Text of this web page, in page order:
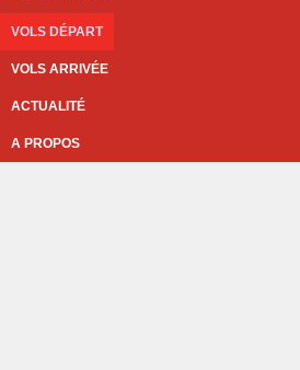
VOLS DÉPART
VOLS ARRIVÉE
ACTUALITÉ
A PROPOS